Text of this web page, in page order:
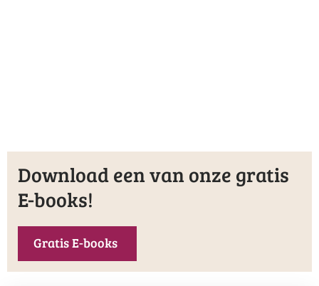
Download een van onze gratis
E-books!
Gratis E-books